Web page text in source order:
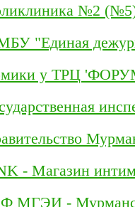
№2
"Единая
у ТРЦ
- Магазин
МГЭИ -